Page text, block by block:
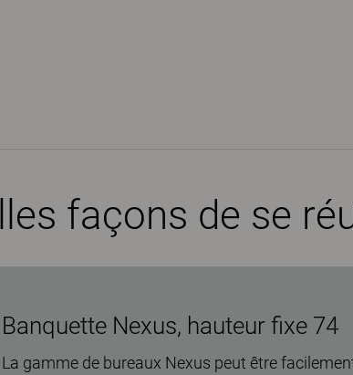
façons de se
Banquette Nexus, hauteur fixe 74
La gamme de bureaux Nexus peut être